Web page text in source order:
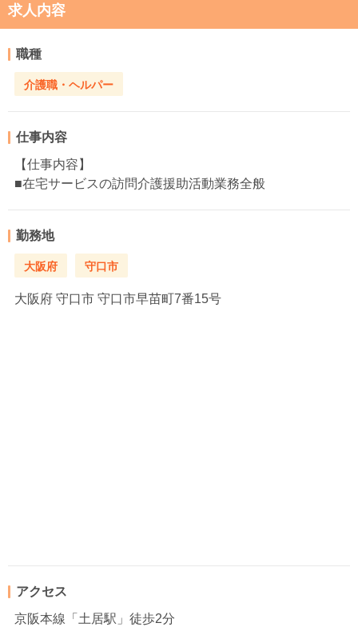
求人内容
職種
介護職・ヘルパー
仕事内容
【仕事内容】
■在宅サービスの訪問介護援助活動業務全般
勤務地
大阪府 守口市
大阪府 守口市 守口市早苗町7番15号
アクセス
京阪本線「土居駅」徒歩2分